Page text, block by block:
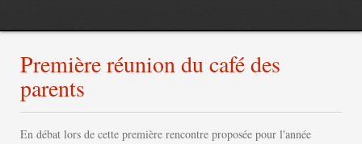
Première réunion du café des
parents
En débat lors de cette première rencontre proposée pour l'année